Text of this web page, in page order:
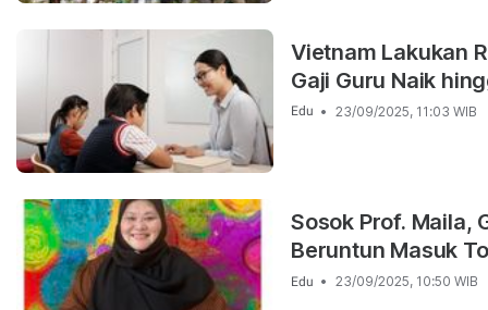
Vietnam Lakukan
Gaji Guru Naik
Edu 23/09/2025, 11:03 WIB
Sosok Prof. Maila,
Beruntun Masuk
Edu 23/09/2025, 10:50 WIB